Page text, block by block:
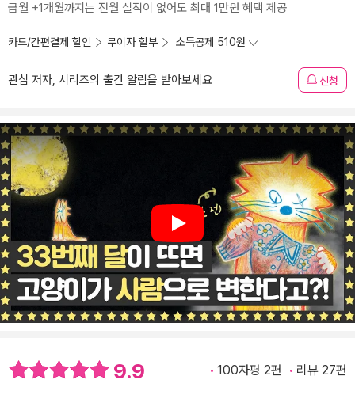
급월 +1개월까지는 전월 실적이 없어도 최대 1만원 혜택 제공
카드/간편결제 할인 무이자 할부 소득공제 510원
관심 저자, 시리즈의 출간 알림을 받아보세요 신청
Play
9.9 100자평 2편 리뷰 27편